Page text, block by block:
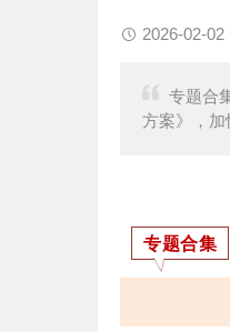
2026-02-02
专题合
方案》，加
专题合集